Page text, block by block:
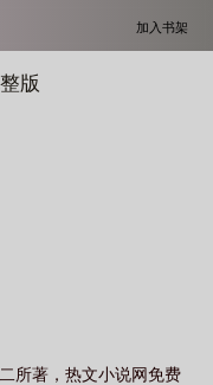
加入书架
版
所著，热文小说网免费